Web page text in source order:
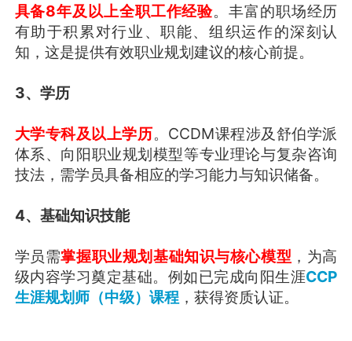
具备8年及以上全职工作经验。丰富的职场经历
有助于积累对行业、职能、组织运作的深刻认
知，这是提供有效职业规划建议的核心前提。
3、学历
大学专科及以上学历。CCDM课程涉及舒伯学派
体系、向阳职业规划模型等专业理论与复杂咨询
技法，需学员具备相应的学习能力与知识储备。
4、基础知识技能
学员需掌握职业规划基础知识与核心模型 ，为高
级内容学习奠定基础。例如已完成向阳生涯CCP
生涯规划师（中级）课程，获得资质认证。